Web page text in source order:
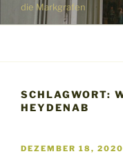
die Markgrafen
SCHLAGWORT:
HEYDENAB
VERÖFFENTLICHT
DEZEMBER 18, 2020